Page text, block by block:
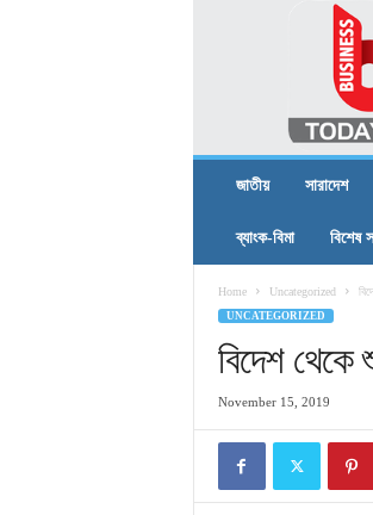
জাতীয় সারাদেশ
ব্যাংক-বিমা বিশেষ
Home Uncategorized
UNCATEGORIZED
বিদেশ
November 15, 2019